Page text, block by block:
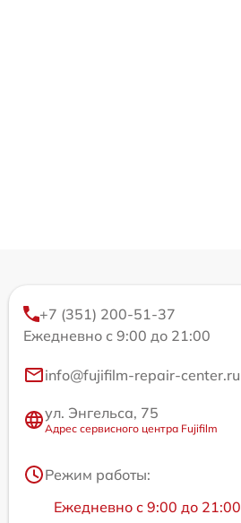
+7 (351) 200-51-37
Ежедневно с 9:00 до 21:00
info@fujifilm-repair-center.ru
ул. Энгельса, 75
Адрес сервисного центра Fujifilm
Режим работы:
Ежедневно с 9:00 до 21:00